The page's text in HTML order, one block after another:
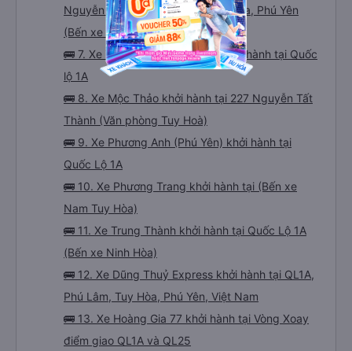
Nguyễn Văn Linh, Phú Lâm, Tuy Hòa, Phú Yên
(Bến xe Nam Tuy Hòa)
🚌 7. Xe Trọng Thủy Limousine khởi hành tại Quốc
lộ 1A
🚌 8. Xe Mộc Thảo khởi hành tại 227 Nguyễn Tất
Thành (Văn phòng Tuy Hoà)
🚌 9. Xe Phương Anh (Phú Yên) khởi hành tại
Quốc Lộ 1A
🚌 10. Xe Phương Trang khởi hành tại (Bến xe
Nam Tuy Hòa)
🚌 11. Xe Trung Thành khởi hành tại Quốc Lộ 1A
(Bến xe Ninh Hòa)
🚌 12. Xe Dũng Thuỷ Express khởi hành tại QL1A,
Phú Lâm, Tuy Hòa, Phú Yên, Việt Nam
🚌 13. Xe Hoàng Gia 77 khởi hành tại Vòng Xoay
điểm giao QL1A và QL25